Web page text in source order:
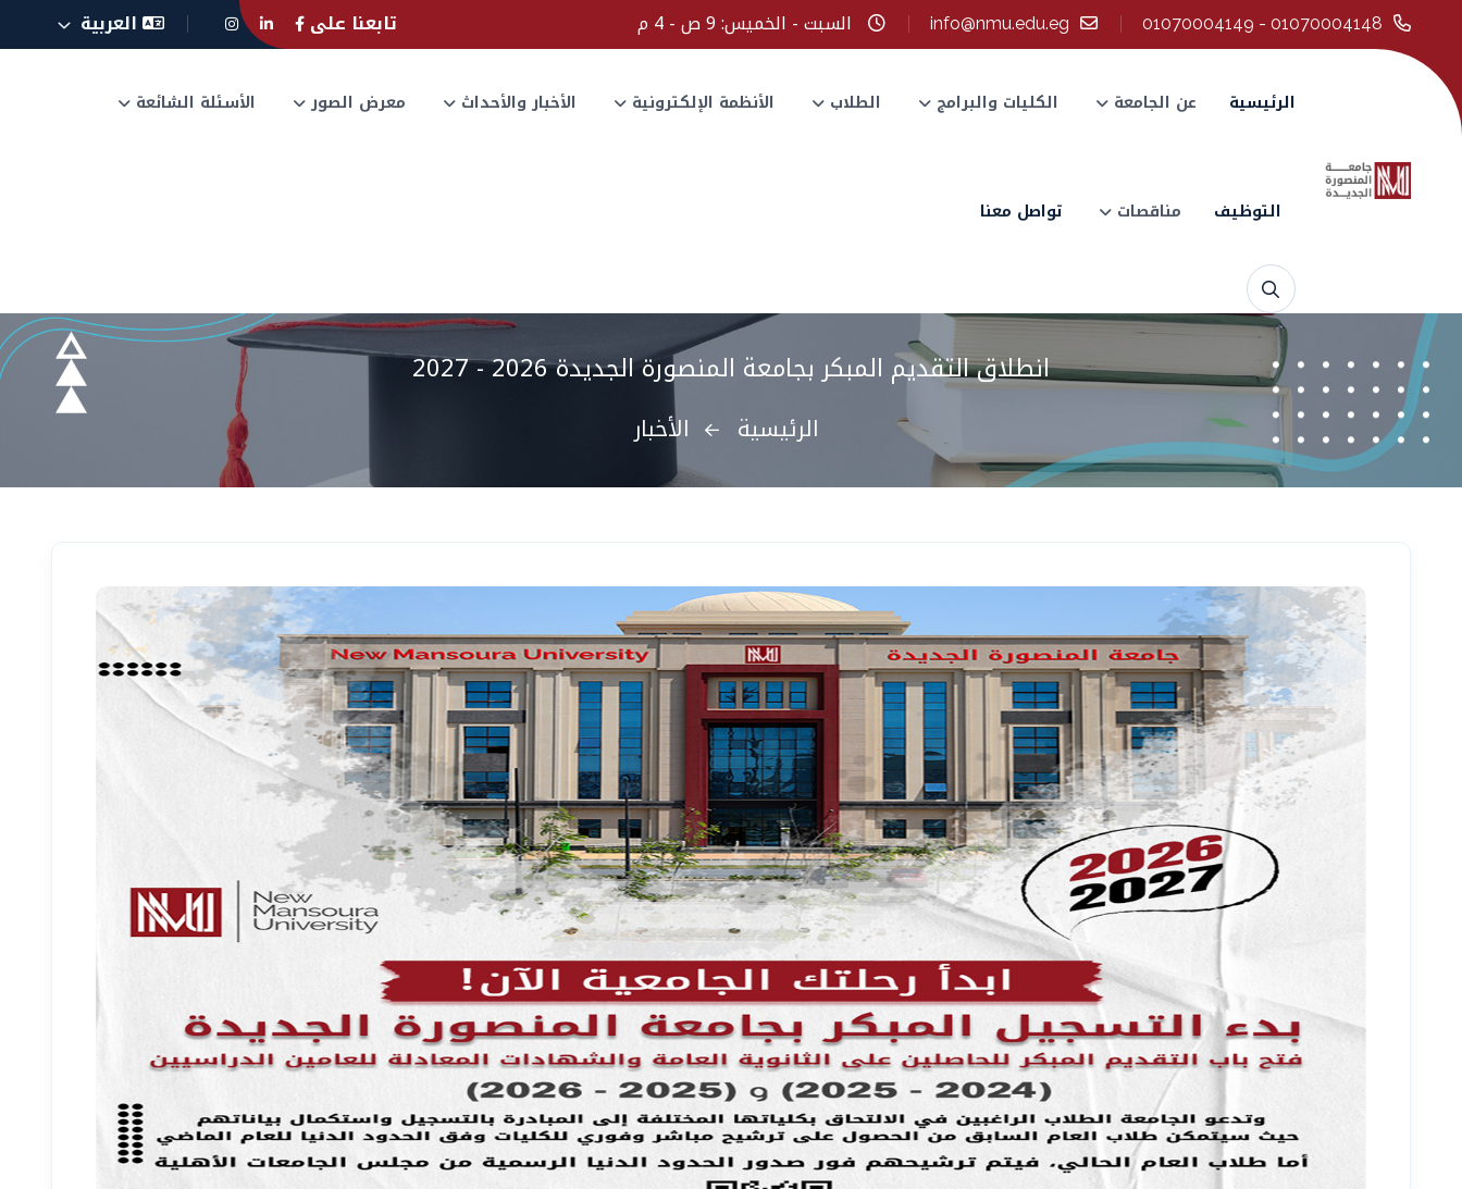
01070004148 - 01070004149
info@nmu.edu.eg السبت - الخميس: 9 ص - 4 م تابعنا على العربية
الرئيسية عن الجامعة الكليات والبرامج الطلاب الأنظمة الإلكترونية الأخبار والأحداث معرض الصور الأسئلة الشائعة
التوظيف مناقصات تواصل معنا
انطلاق التقديم المبكر بجامعة المنصورة الجديدة 2026 - 2027
الرئيسية الأخبار